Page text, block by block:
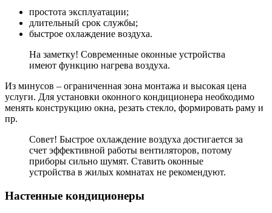
простота эксплуатации;
длительный срок службы;
быстрое охлаждение воздуха.
На заметку! Современные оконные устройства
имеют функцию нагрева воздуха.
Из минусов – ограниченная зона монтажа и высокая цена
услуги. Для установки оконного кондиционера необходимо
менять конструкцию окна, резать стекло, формировать раму и
пр.
Совет! Быстрое охлаждение воздуха достигается за
счет эффективной работы вентиляторов, потому
приборы сильно шумят. Ставить оконные
устройства в жилых комнатах не рекомендуют.
Настенные кондиционеры